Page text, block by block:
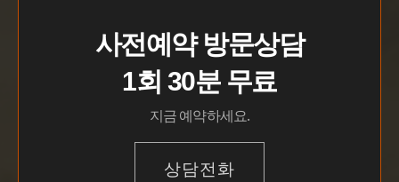
사전예약 방문상담
1회 30분 무료
지금 예약하세요.
상담전화